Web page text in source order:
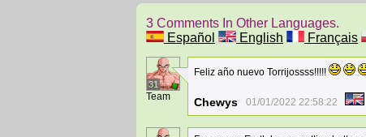
3 Comments In Other Languages.
Español
English Français
31
Team
Feliz año nuevo Torrijossss!!!!!
Chewys 01/01/2022 22:58:22